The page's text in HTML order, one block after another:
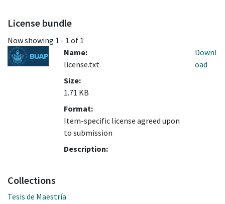
License bundle
Now showing 1 - 1 of 1
Name:
license.txt
Size:
1.71 KB
Format:
Item-specific license agreed upon
to submission
Description:
Downl
oad
Collections
Tesis de Maestría